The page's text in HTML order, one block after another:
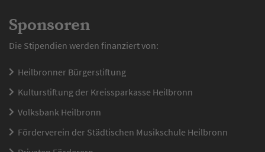
Sponsoren
Die Stipendien werden finanziert von:
Heilbronner Bürgerstiftung
Kulturstiftung der Kreissparkasse Heilbronn
Volksbank Heilbronn
Förderverein der Städtischen Musikschule Heilbronn